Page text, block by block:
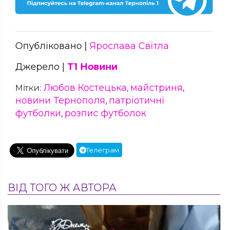
Опубліковано | Ярослава Світла
Джерело | Т1 Новини
Мітки: Любов Костецька, майстриня,
новини Тернополя, патріотичні
футболки, розпис футболок
Телеграм
ВІД ТОГО Ж АВТОРА